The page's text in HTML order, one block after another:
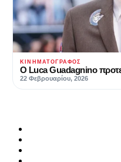
ΚΙΝΗΜΑΤΟΓΡΆΦΟΣ
Ο Luca Guadagnino
22 Φεβρουαρίου, 2026